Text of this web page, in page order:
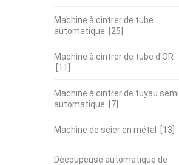
Machine à cintrer de tube
automatique [25]
Machine à cintrer de tube d'OR
[11]
Machine à cintrer de tuyau semi
automatique [7]
Machine de scier en métal [13]
Découpeuse automatique de